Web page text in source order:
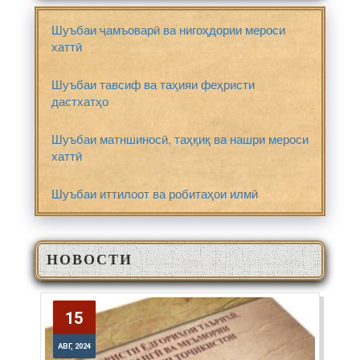
Шуъбаи ҷамъоварӣ ва нигоҳдории мероси
хаттӣ
Шуъбаи тавсиф ва таҳияи феҳристи
дастхатҳо
Шуъбаи матншиносӣ, таҳқиқ ва нашри мероси
хаттӣ
Шуъбаи иттилоот ва робитаҳои илмӣ
НОВОСТИ
15
15
АВГ, 2024